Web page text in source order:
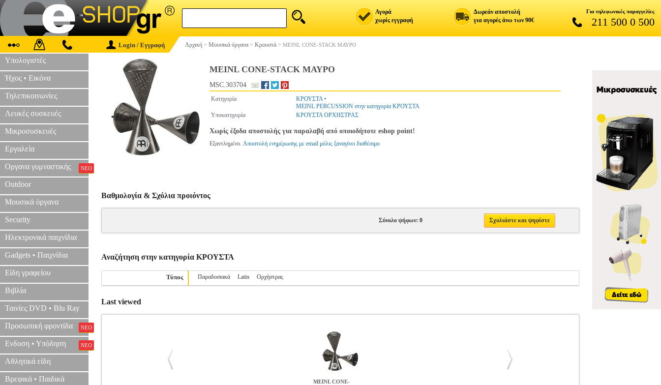
Αγορά
χωρίς εγγραφή
Δωρεάν αποστολή
για αγορές άνω των 90€
Για τηλεφωνικές παραγγελίες
211 500 0 500
Login / Εγγραφή Αρχική > Μουσικά όργανα > Κρουστά > MEINL CONE-STACK ΜΑΥΡΟ
Υπολογιστές
Ήχος • Εικόνα
Τηλεπικοινωνίες
Λευκές συσκευές
Μικροσυσκευές
Εργαλεία
Οργανα γυμναστικής ΝΕΟ
Outdoor
Μουσικά όργανα
Security
Ηλεκτρονικά παιχνίδια
Gadgets • Παιχνίδια
Είδη γραφείου
Βιβλία
Ταινίες DVD • Blu Ray
Προσωπική φροντίδα ΝΕΟ
Ενδυση • Υπόδηση ΝΕΟ
Αθλητικά είδη
Βρεφικά • Παιδικά
MEINL CONE-STACK ΜΑΥΡΟ
MSC.303704
Κατηγορία ΚΡΟΥΣΤΑ•
MEINL PERCUSSION στην κατηγορία ΚΡΟΥΣΤΑ
Υποκατηγορία
ΚΡΟΥΣΤΑ ΟΡΧΗΣΤΡΑΣ
Χωρίς έξοδα αποστολής για παραλαβή από οποιοδήποτε eshop point!
Εξαντλημένο. Αποστολή ενημέρωσης με email μόλις ξαναγίνει διαθέσιμο
Βαθμολογία & Σχόλια προιόντος
Σύνολο ψήφων: 0 Σχολιάστε και ψηφίστε
Αναζήτηση στην κατηγορία ΚΡΟΥΣΤΑ
Τύπος Παραδοσιακά Latin Ορχήστρας
Last viewed
MEINL CONE-